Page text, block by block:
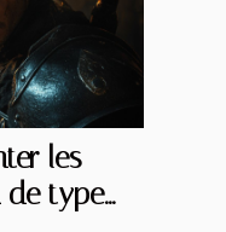
les
de type